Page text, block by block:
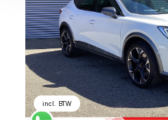
incl. BTW